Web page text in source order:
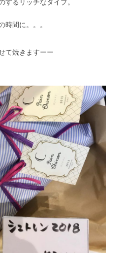
するリッチなタイプ。
時間に。。。
て焼きますーー